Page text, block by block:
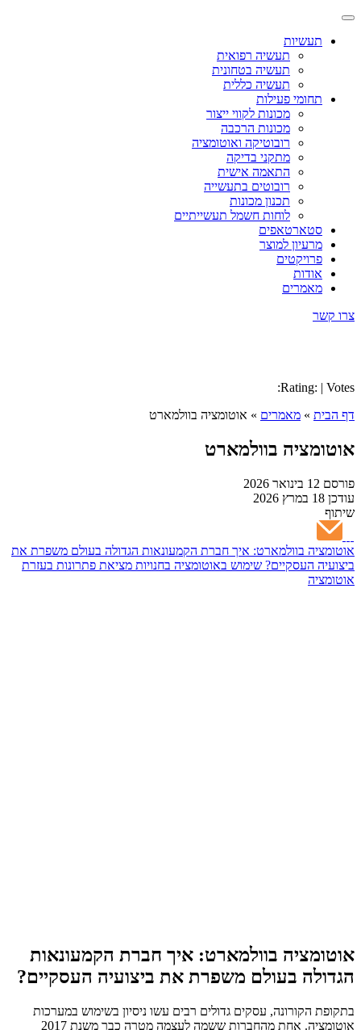
תעשיות
תעשיה רפואית
תעשיה בטחונית
תעשיה כללית
תחומי פעילות
מכונות לקווי ייצור
מכונות הרכבה
רובוטיקה ואוטומציה
מתקני בדיקה
התאמה אישית
רובוטים בתעשייה
תכנון מכונות
לוחות חשמל תעשייתיים
סטארטאפים
מרעיון למוצר
פרויקטים
אודות
מאמרים
צרו קשר
Rating: | Votes:
דף הבית » מאמרים » אוטומציה בוולמארט
אוטומציה בוולמארט
פורסם
עודכן
שיתוף
אוטומציה בוולמארט: איך חברת הקמעונאות הגדולה בעולם משפרת את
ביצועיה העסקיים? שימוש באוטומציה בחנויות מציאת פתרונות בעזרת
אוטומציה
אוטומציה בוולמארט: איך חברת הקמעונאות
הגדולה בעולם משפרת את ביצועיה העסקיים?
בתקופת הקורונה, עסקים גדולים רבים עשו ניסיון בשימוש במערכות
אוטומציה. אחת מהחברות ששמה לעצמה מטרה כבר משנת 2017